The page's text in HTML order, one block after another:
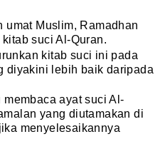
umat Muslim, Ramadhan
suci Al-Quran.
kitab suci ini pada
diyakini lebih baik daripada
ayat suci Al-
yang diutamakan di
menyelesaikannya